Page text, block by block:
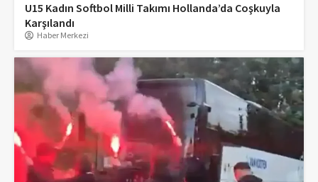
U15 Kadın Softbol Milli Takımı Hollanda’da Coşkuyla
Karşılandı
Haber Merkezi